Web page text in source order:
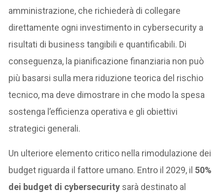
amministrazione, che richiederà di collegare
direttamente ogni investimento in cybersecurity a
risultati di business tangibili e quantificabili. Di
conseguenza, la pianificazione finanziaria non può
più basarsi sulla mera riduzione teorica del rischio
tecnico, ma deve dimostrare in che modo la spesa
sostenga l’efficienza operativa e gli obiettivi
strategici generali.
Un ulteriore elemento critico nella rimodulazione dei
budget riguarda il fattore umano. Entro il 2029, il 50%
dei budget di cybersecurity sarà destinato al